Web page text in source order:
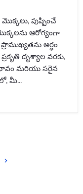
పుష్పించే
ఆరోగ్యంగా
అర్థం
దృశ్యాల వరకు,
మరియు సరైన
మీ...